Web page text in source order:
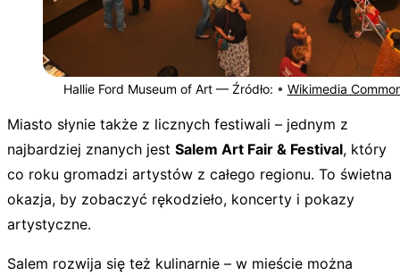
Hallie Ford Museum of Art — Źródło: • Wikimedia
Miasto słynie także z licznych festiwali – jednym z
najbardziej znanych jest Salem Art Fair & Festival, który
co roku gromadzi artystów z całego regionu. To świetna
okazja, by zobaczyć rękodzieło, koncerty i pokazy
artystyczne.
Salem rozwija się też kulinarnie – w mieście można